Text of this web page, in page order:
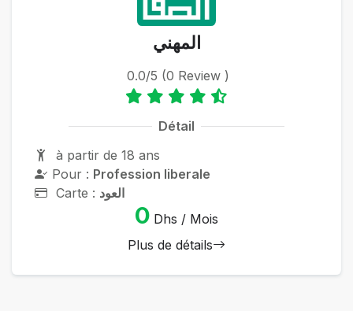
المهني
0.0/5 (0 Review )
Détail
à partir de 18 ans
Pour : Profession liberale
Carte : العود
0 Dhs / Mois
Plus de détails